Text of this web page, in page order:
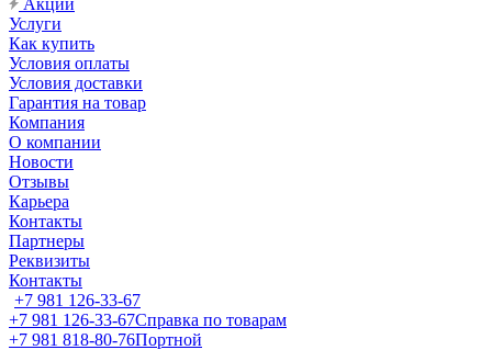
Акции
Услуги
Как купить
Условия оплаты
Условия доставки
Гарантия на товар
Компания
О компании
Новости
Отзывы
Карьера
Контакты
Партнеры
Реквизиты
Контакты
+7 981 126-33-67
+7 981 126-33-67Справка по товарам
+7 981 818-80-76Портной